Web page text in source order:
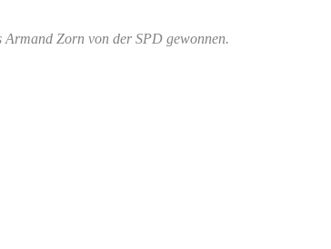
Zorn von der SPD gewonnen.